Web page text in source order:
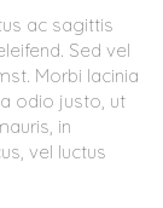
ac sagittis
Sed vel
Morbi lacinia
odio justo, ut
in
vel luctus